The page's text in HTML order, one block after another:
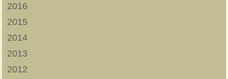
2016
2015
2014
2013
2012